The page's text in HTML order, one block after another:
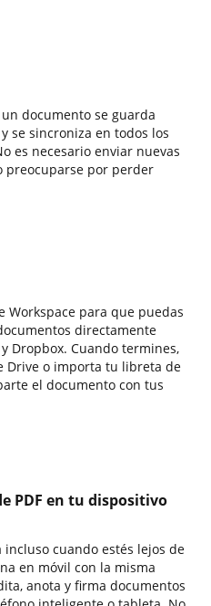
documento se guarda
se sincroniza en todos los
es necesario enviar nuevas
preocuparse por perder
Workspace para que puedas
directamente
Dropbox. Cuando termines,
Drive o importa tu libreta de
el documento con tus
PDF en tu dispositivo
cuando estés lejos de
en móvil con la misma
anota y firma documentos